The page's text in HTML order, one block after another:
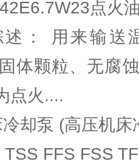
点火
用来输送温
体颗粒、无腐
点火....
泵 (高压机床
FFS FSS